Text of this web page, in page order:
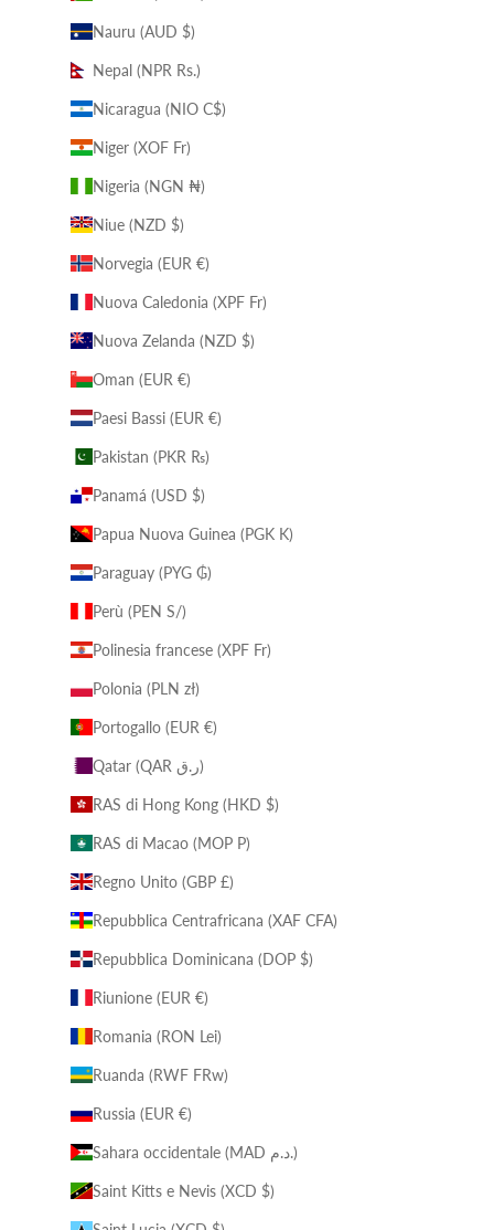
Nauru (AUD $)
Nepal (NPR Rs.)
Nicaragua (NIO C$)
Niger (XOF Fr)
Nigeria (NGN ₦)
Niue (NZD $)
Norvegia (EUR €)
Nuova Caledonia (XPF Fr)
Nuova Zelanda (NZD $)
Oman (EUR €)
Paesi Bassi (EUR €)
Pakistan (PKR ₨)
Panamá (USD $)
Papua Nuova Guinea (PGK K)
Paraguay (PYG ₲)
Perù (PEN S/)
Polinesia francese (XPF Fr)
Polonia (PLN zł)
Portogallo (EUR €)
Qatar (QAR ر.ق)
RAS di Hong Kong (HKD $)
RAS di Macao (MOP P)
Regno Unito (GBP £)
Repubblica Centrafricana (XAF CFA)
Repubblica Dominicana (DOP $)
Riunione (EUR €)
Romania (RON Lei)
Ruanda (RWF FRw)
Russia (EUR €)
Sahara occidentale (MAD د.م.)
Saint Kitts e Nevis (XCD $)